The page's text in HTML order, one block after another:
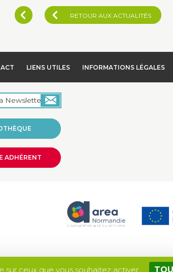
RETOUR AUX ACTUALITÉS
LIENS UTILES INFORMATIONS LÉGALES
ADHÉRENT
sur ceux que vous souhaitez activer